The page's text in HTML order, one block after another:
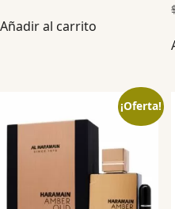
Añadir al carrito
¡Oferta!